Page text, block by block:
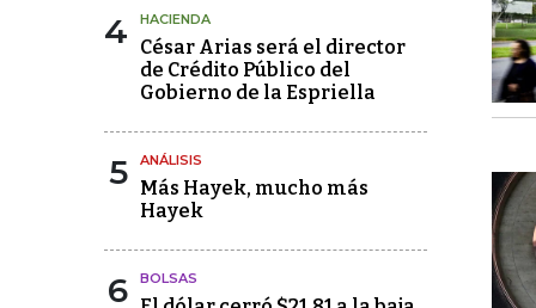
4 HACIENDA
César Arias será el director
de Crédito Público del
Gobierno de la Espriella
5 ANÁLISIS
Más Hayek, mucho más
Hayek
6 BOLSAS